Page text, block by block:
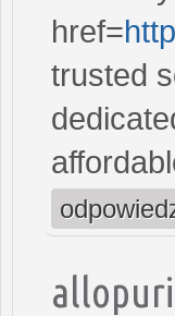
href=
trusted